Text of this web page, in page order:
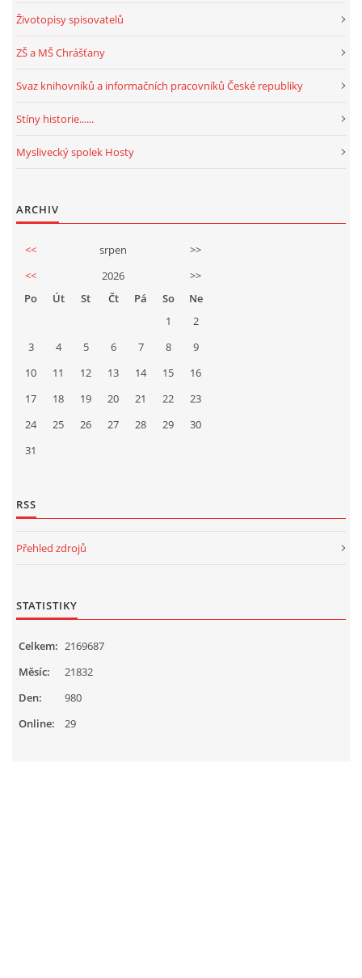
Životopisy spisovatelů
ZŠ a MŠ Chrášťany
Svaz knihovníků a informačních pracovníků České republiky
Stíny historie......
Myslivecký spolek Hosty
ARCHIV
<< srpen
>>
<<
2026
>>
Po
Út St Čt Pá So
Ne
1
2
3
4 5 6 7 8
9
10
11 12 13 14 15
16
17
18 19 20 21 22
23
24
25 26 27 28 29
30
31
RSS
Přehled zdrojů
STATISTIKY
Online: 29
Celkem: 2169687
Měsíc:
21832
Den:
980